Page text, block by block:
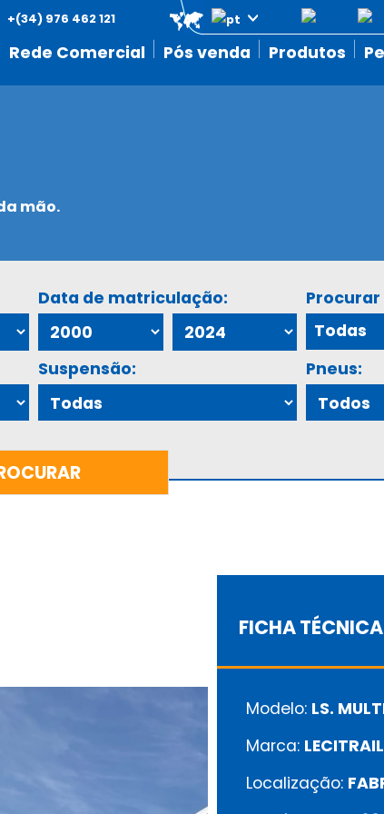
Rede Comercial Pós venda Produtos
+(34) 976 462 121
mão.
Data de matriculação:
Suspensão: Pneus:
FICHA TÉCNICA
Modelo: LS.
Marca:
Localização: